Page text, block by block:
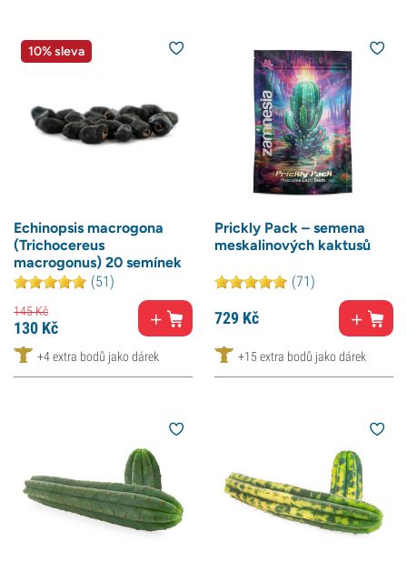
10% sleva
Echinopsis macrogona
(Trichocereus
macrogonus) 20 semínek
(51)
145Kč
130 Kč
+4 extra bodů jako dárek
Prickly Pack – semena
meskalinových kaktusů
(71)
729 Kč
+15 extra bodů jako dárek